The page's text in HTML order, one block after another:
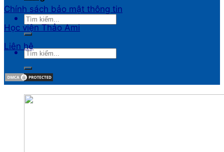
Chính sách bảo mật thông tin
Học viện Thảo Ami
Liên hệ